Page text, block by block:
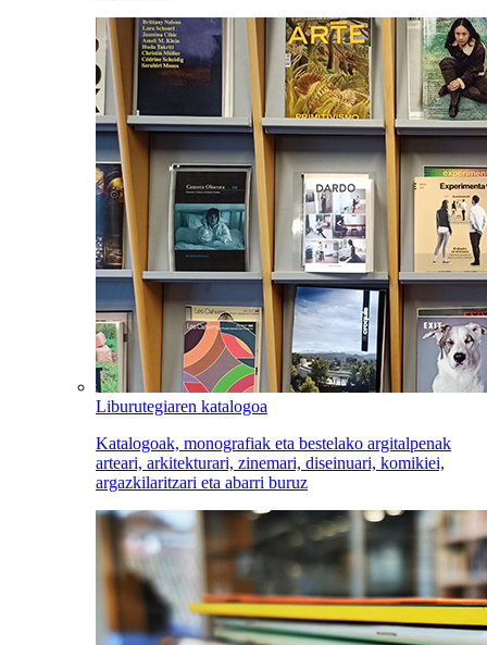
Liburutegiaren katalogoa
Katalogoak, monografiak eta bestelako argitalpenak
arteari, arkitekturari, zinemari, diseinuari, komikiei,
argazkilaritzari eta abarri buruz